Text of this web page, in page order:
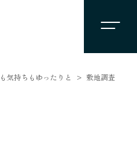
気持ちもゆったりと 敷地調査